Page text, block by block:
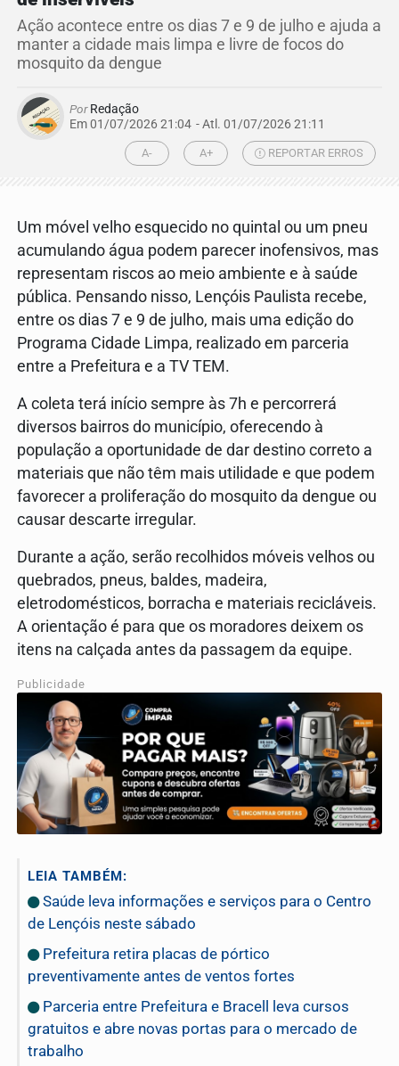
Ação acontece entre os dias 7 e 9 de julho e ajuda a
manter a cidade mais limpa e livre de focos do
mosquito da dengue
PorRedação
Em 01/07/2026 21:04 - Atl. 01/07/2026 21:11
A- A+ REPORTAR ERROS
Um móvel velho esquecido no quintal ou um pneu
acumulando água podem parecer inofensivos, mas
representam riscos ao meio ambiente e à saúde
pública. Pensando nisso, Lençóis Paulista recebe,
entre os dias 7 e 9 de julho, mais uma edição do
Programa Cidade Limpa, realizado em parceria
entre a Prefeitura e a TV TEM.
A coleta terá início sempre às 7h e percorrerá
diversos bairros do município, oferecendo à
população a oportunidade de dar destino correto a
materiais que não têm mais utilidade e que podem
favorecer a proliferação do mosquito da dengue ou
causar descarte irregular.
Durante a ação, serão recolhidos móveis velhos ou
quebrados, pneus, baldes, madeira,
eletrodomésticos, borracha e materiais recicláveis.
A orientação é para que os moradores deixem os
itens na calçada antes da passagem da equipe.
Publicidade
LEIA TAMBÉM:
Saúde leva informações e serviços para o Centro
de Lençóis neste sábado
Prefeitura retira placas de pórtico
preventivamente antes de ventos fortes
Parceria entre Prefeitura e Bracell leva cursos
gratuitos e abre novas portas para o mercado de
trabalho